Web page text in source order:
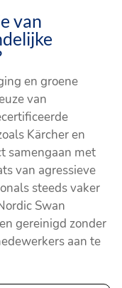
van
en groene
van
Kärcher en
samengaan met
van agressieve
steeds vaker
Swan
gereinigd zonder
aan te